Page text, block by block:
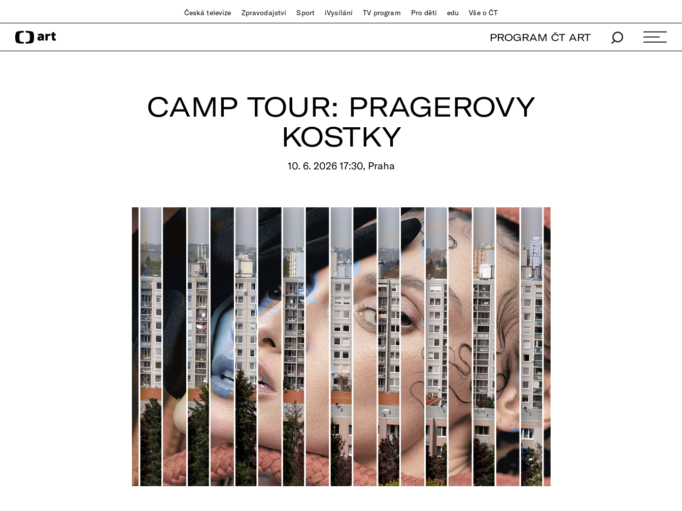
Česká televize Zpravodajství Sport iVysílání TV program Pro děti edu Vše o ČT
PROGRAM ČT ART
CAMP TOUR: PRAGEROVY
KOSTKY
10. 6. 2026 17:30, Praha